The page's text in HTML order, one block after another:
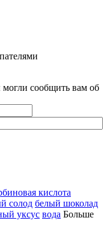
сообщить вам об
кислота
солод белый шоколад
уксус вода Больше